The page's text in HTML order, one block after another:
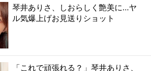
琴井ありさ、しおらしく艶美に…ヤ
ル気爆上げお見送りショット
「これで頑張れる？」琴井ありさ、